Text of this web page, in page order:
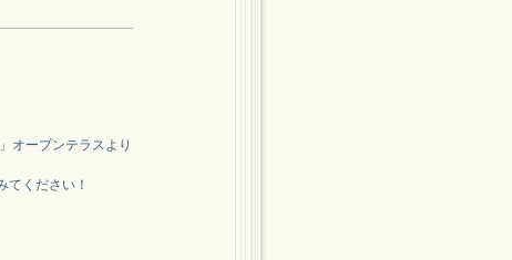
オープンテラスより
てください！